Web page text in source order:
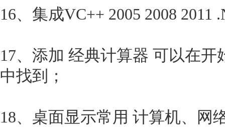
16、集成VC++ 2005 2008 2011
17、添加 经典计算器 可以
中找到；
18、桌面显示常用 计算机、网